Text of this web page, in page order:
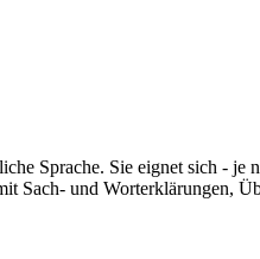
Sprache. Sie eignet sich - je
und Worterklärungen,